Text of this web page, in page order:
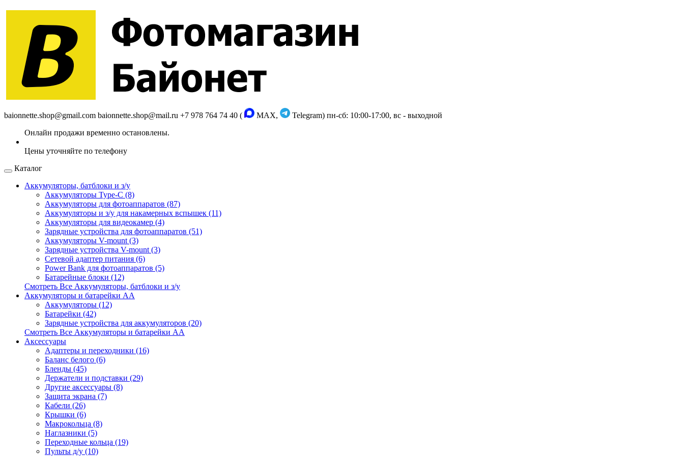
baionnette.shop@gmail.com baionnette.shop@mail.ru +7 978 764 74 40 ( MAX, Telegram) пн-сб: 10:00-17:00, вс - выходной
Каталог
Аккумуляторы, батблоки и з/у
Аккумуляторы Type-C (8)
Аккумуляторы для фотоаппаратов (87)
Аккумуляторы и з/у для накамерных вспышек (11)
Аккумуляторы для видеокамер (4)
Зарядные устройства для фотоаппаратов (51)
Аккумуляторы V-mount (3)
Зарядные устройства V-mount (3)
Сетевой адаптер питания (6)
Power Bank для фотоаппаратов (5)
Батарейные блоки (12)
Смотреть Все Аккумуляторы, батблоки и з/у
Аккумуляторы и батарейки AA
Аккумуляторы (12)
Батарейки (42)
Зарядные устройства для аккумуляторов (20)
Смотреть Все Аккумуляторы и батарейки AA
Аксессуары
Адаптеры и переходники (16)
Баланс белого (6)
Бленды (45)
Держатели и подставки (29)
Другие аксессуары (8)
Защита экрана (7)
Кабели (26)
Крышки (6)
Макрокольца (8)
Наглазники (5)
Переходные кольца (19)
Пульты д/у (10)